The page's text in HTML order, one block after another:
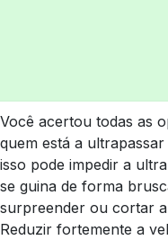
Você acertou todas as
quem está a
isso pode impedir a
se guina de forma
surpreender ou cortar
Reduzir fortemente a